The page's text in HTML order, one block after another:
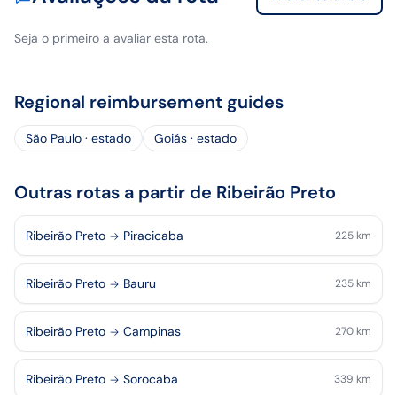
Seja o primeiro a avaliar esta rota.
Regional reimbursement guides
São Paulo · estado Goiás · estado
Outras rotas a partir de Ribeirão Preto
Ribeirão Preto Piracicaba 225 km
Ribeirão Preto Bauru 235 km
Ribeirão Preto Campinas 270 km
Ribeirão Preto Sorocaba 339 km